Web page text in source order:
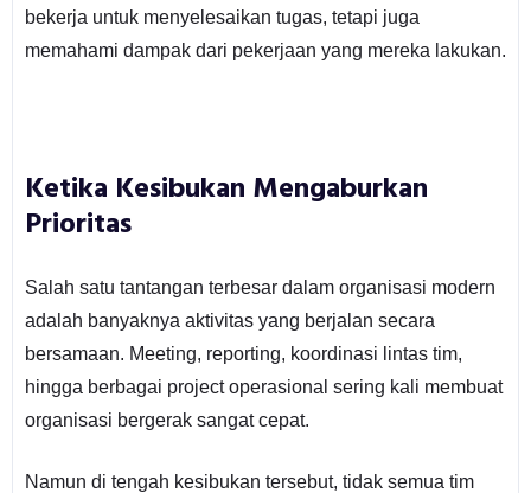
bekerja untuk menyelesaikan tugas, tetapi juga
memahami dampak dari pekerjaan yang mereka lakukan.
Ketika Kesibukan Mengaburkan
Prioritas
Salah satu tantangan terbesar dalam organisasi modern
adalah banyaknya aktivitas yang berjalan secara
bersamaan. Meeting, reporting, koordinasi lintas tim,
hingga berbagai project operasional sering kali membuat
organisasi bergerak sangat cepat.
Namun di tengah kesibukan tersebut, tidak semua tim